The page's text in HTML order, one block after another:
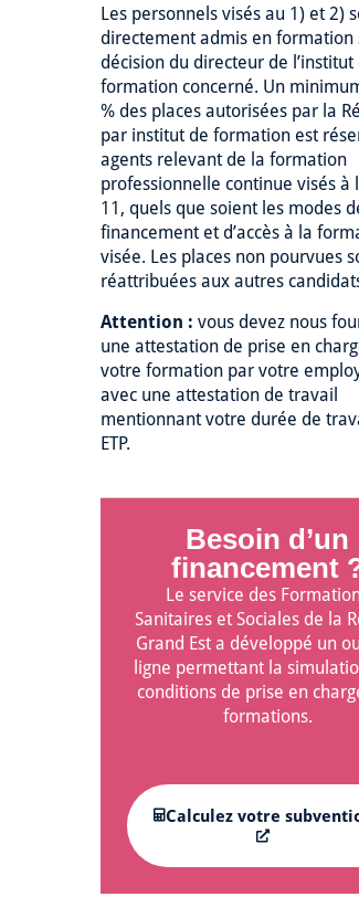
Les personnels visés au 1) et 2)
directement admis en formation
décision du directeur de l’institut
formation concerné. Un
% des places autorisées par la
par institut de formation est
agents relevant de la formation
professionnelle continue visés à
11, quels que soient les modes
financement et d’accès à la
visée. Les places non pourvues
réattribuées aux autres
Attention : vous devez nous
une attestation de prise en
votre formation par votre
avec une attestation de travail
mentionnant votre durée de
ETP.
Besoin d’un
financement
Le service des
Sanitaires et Sociales de la
Grand Est a développé un
ligne permettant la
conditions de prise en
formations.
Calculez votre